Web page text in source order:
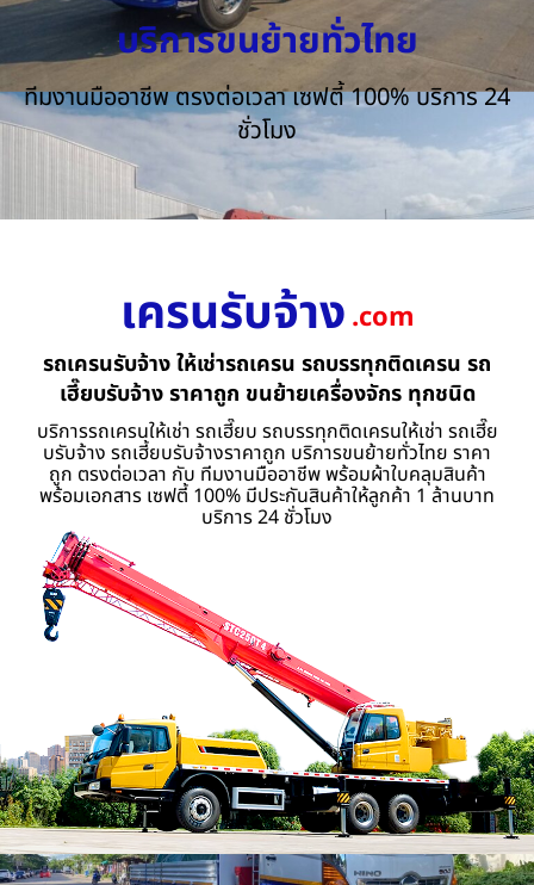
บริการขนย้ายทั่วไทย
ทีมงานมืออาชีพ ตรงต่อเวลา เซฟตี้ 100% บริการ 24
ชั่วโมง
เครนรับจ้าง .com
รถเครนรับจ้าง ให้เช่ารถเครน รถบรรทุกติดเครน รถ
เฮี๊ยบรับจ้าง ราคาถูก ขนย้ายเครื่องจักร ทุกชนิด
บริการรถเครนให้เช่า รถเฮี๊ยบ รถบรรทุกติดเครนให้เช่า รถเฮี๊ย
บรับจ้าง รถเฮี้ยบรับจ้างราคาถูก บริการขนย้ายทั่วไทย ราคา
ถูก ตรงต่อเวลา กับ ทีมงานมืออาชีพ พร้อมผ้าใบคลุมสินค้า
พร้อมเอกสาร เซฟตี้ 100% มีประกันสินค้าให้ลูกค้า 1 ล้านบาท
บริการ 24 ชั่วโมง